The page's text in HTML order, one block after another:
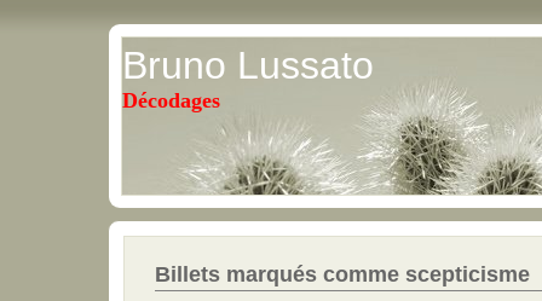
Bruno Lussato
Décodages
Billets marqués comme scepticisme